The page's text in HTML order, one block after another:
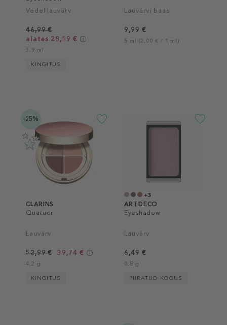
Vedel lauvärv
46,99 €
alates 28,19 €
3.9 ml
KINGITUS
Lauvärvi baas
9,99 €
5 ml (2,00 € / 1 ml)
-25%
CLARINS
Quatuor
Lauvärv
52,99 € 39,74 €
4.2 g
KINGITUS
+3
ARTDECO
Eyeshadow
Lauvärv
6,49 €
0.8 g
PIIRATUD KOGUS